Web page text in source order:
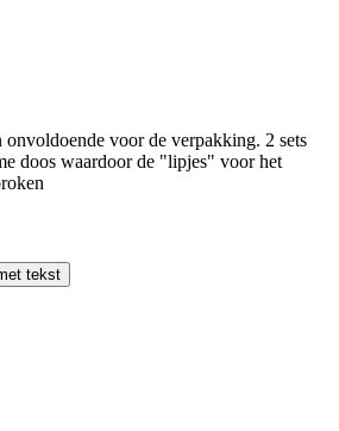
onvoldoende voor de verpakking. 2 sets
doos waardoor de "lipjes" voor het
tekst